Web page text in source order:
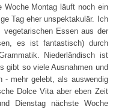
Montag läuft noch ein
Tag eher unspektakulär. Ich
Essen aus der
es ist fantastisch) durch
Niederländisch ist
gibt so viele Ausnahmen und
mehr gelebt, als auswendig
Dolce Vita aber eben Zeit
Dienstag nächste Woche